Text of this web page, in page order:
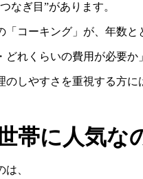
つなぎ目 ”があります。
「コーキング」が、年数
れくらいの費用が必要か
のしやすさを重視する方
帯に人気な
、